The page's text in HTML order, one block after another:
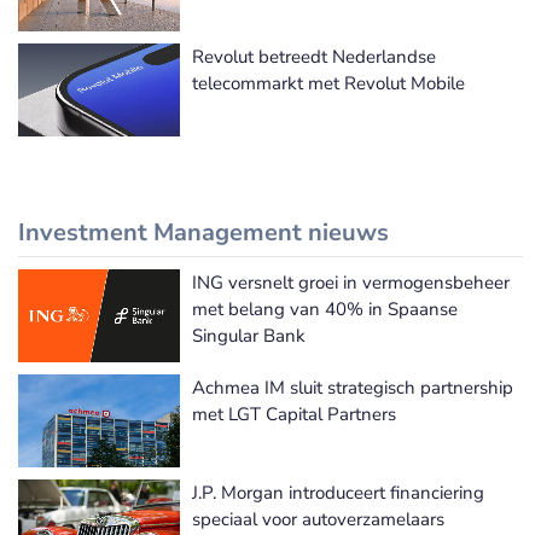
Revolut betreedt Nederlandse
telecommarkt met Revolut Mobile
Investment Management nieuws
Meer Investment Management nieuws
ING versnelt groei in vermogensbeheer
met belang van 40% in Spaanse
Singular Bank
Achmea IM sluit strategisch partnership
met LGT Capital Partners
J.P. Morgan introduceert financiering
speciaal voor autoverzamelaars